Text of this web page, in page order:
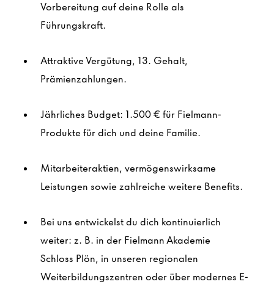
Vorbereitung auf deine Rolle als
Führungskraft.
Attraktive Vergütung, 13. Gehalt,
Prämienzahlungen.
Jährliches Budget: 1.500 € für Fielmann-
Produkte für dich und deine Familie.
Mitarbeiteraktien, vermögenswirksame
Leistungen sowie zahlreiche weitere Benefits.
Bei uns entwickelst du dich kontinuierlich
weiter: z. B. in der Fielmann Akademie
Schloss Plön, in unseren regionalen
Weiterbildungszentren oder über modernes E-